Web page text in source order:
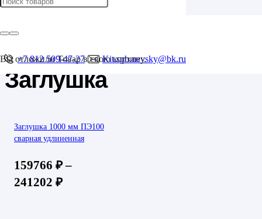
+7 812 509-47-27 Kit.spb.nevsky@bk.ru
Вы отложилиТоварв свою корзину.
Главная
/
Заглушка
Заглушка 1000 мм ПЭ100
сварная удлиненная
159766 ₽–
241202 ₽